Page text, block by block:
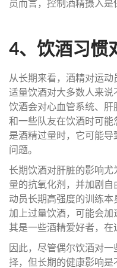
员而言，控制酒精摄入是
4、饮酒习惯
从长期来看，酒精对运
适量饮酒对大多数人来
饮酒会对心血管系统、
和一些队友在饮酒时可
是酒精过量时，它可能
问题。
长期饮酒对肝脏的影响
量的抗氧化剂，并加剧
动员长期高强度的训练
加上过量饮酒，可能会
其是一些酒精爱好者，在
因此，尽管偶尔饮酒对
择，但长期的健康影响